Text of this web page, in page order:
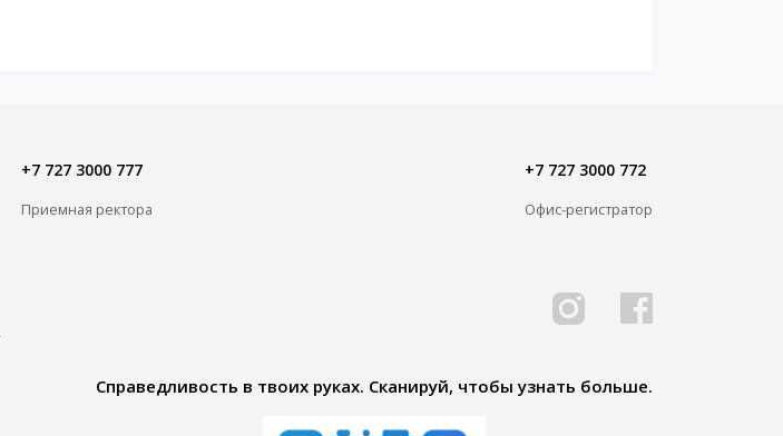
+7 727 3000 777
Приемная ректора
+7 727 3000 772
Офис-регистратор
Справедливость в твоих руках. Сканируй, чтобы узнать больше.